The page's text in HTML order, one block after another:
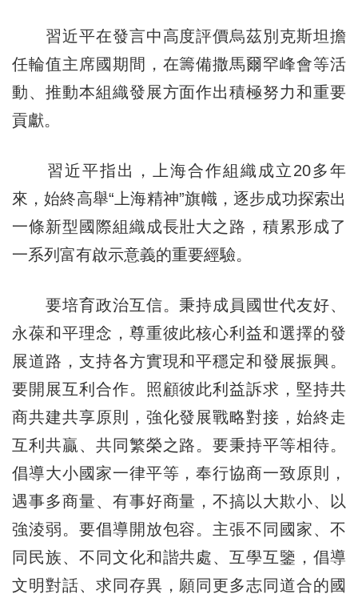
習近平在發言中高度評價烏茲別克斯坦擔
任輪值主席國期間，在籌備撒馬爾罕峰會等活
動、推動本組織發展方面作出積極努力和重要
貢獻。
習近平指出，上海合作組織成立20多年
來，始終高舉“上海精神”旗幟，逐步成功探索出
一條新型國際組織成長壯大之路，積累形成了
一系列富有啟示意義的重要經驗。
要培育政治互信。秉持成員國世代友好、
永葆和平理念，尊重彼此核心利益和選擇的發
展道路，支持各方實現和平穩定和發展振興。
要開展互利合作。照顧彼此利益訴求，堅持共
商共建共享原則，強化發展戰略對接，始終走
互利共贏、共同繁榮之路。要秉持平等相待。
倡導大小國家一律平等，奉行協商一致原則，
遇事多商量、有事好商量，不搞以大欺小、以
強淩弱。要倡導開放包容。主張不同國家、不
同民族、不同文化和諧共處、互學互鑒，倡導
文明對話、求同存異，願同更多志同道合的國